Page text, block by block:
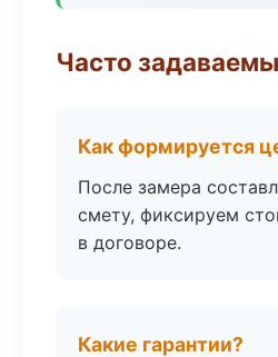
Часто
Как формируется
После замера
смету, фиксируем
в договоре.
Какие гарантии?